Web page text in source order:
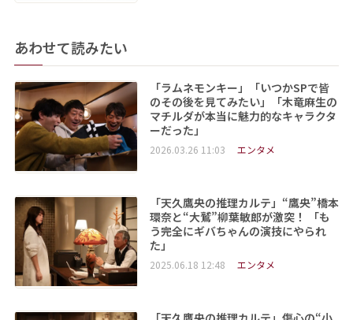
あわせて読みたい
「ラムネモンキー」「いつかSPで皆
のその後を見てみたい」「木竜麻生の
マチルダが本当に魅力的なキャラクタ
ーだった」
2026.03.26 11:03 エンタメ
「天久鷹央の推理カルテ」“鷹央”橋本
環奈と“大鷲”柳葉敏郎が激突！ 「も
う完全にギバちゃんの演技にやられ
た」
2025.06.18 12:48 エンタメ